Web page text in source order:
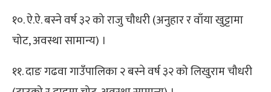
१०. ऐ.ऐ. बस्ने वर्ष ३२ को राजु चौधरी (अनुहार र वाँया खुट्टामा
चोट, अवस्था सामान्य) ।
११. दाङ गढवा गाउँपालिका २ बस्ने वर्ष ३२ को लिखुराम चौधरी